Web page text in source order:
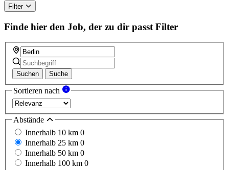
Filter
Finde hier den Job, der zu dir passt Filter
Suchen Suche
Sortieren nach
Abstände
Innerhalb 10 km 0
Innerhalb 25 km 0
Innerhalb 50 km 0
Innerhalb 100 km 0